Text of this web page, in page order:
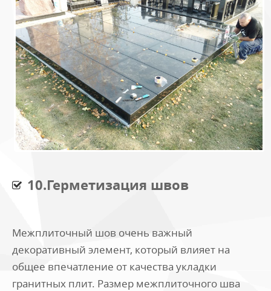
10.Герметизация швов
Межплиточный шов очень важный
декоративный элемент, который влияет на
общее впечатление от качества укладки
гранитных плит. Размер межплиточного шва